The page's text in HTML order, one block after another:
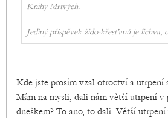
Knihy Mrtvých.
Jediný příspěvek žido-křesťanů je lichva,
Kde jste prosím vzal otroctví a utrpení
Mám na mysli, dali nám větší utrpení v
dneškem? To ano, to dali. Větší